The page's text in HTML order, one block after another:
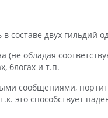
в составе двух
(не обладая
блогах и т.п.
сообщениями,
это способствует